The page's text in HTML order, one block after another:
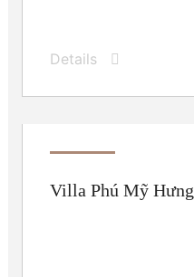
Details
Villa Phú Mỹ Hưng